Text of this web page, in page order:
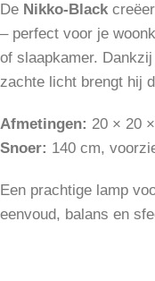
De Nikko-Black
– perfect voor je
of slaapkamer.
zachte licht brengt hij
Afmetingen: 20 × 20
Snoer: 140 cm,
Een prachtige lamp
eenvoud, balans en